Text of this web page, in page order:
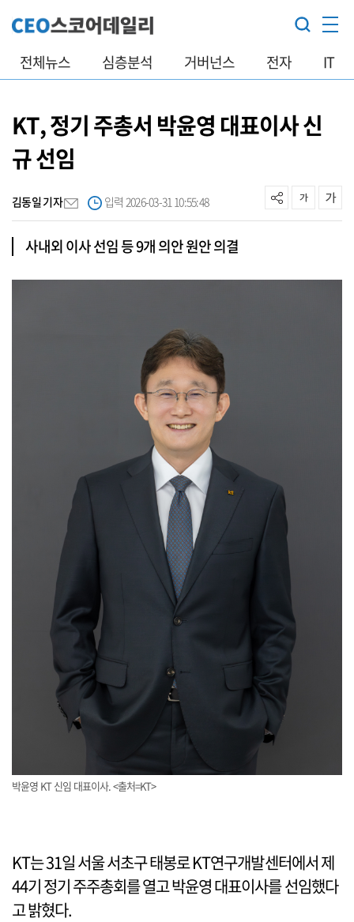
전체뉴스 심층분석 거버넌스 전자 IT
KT, 정기 주총서 박윤영 대표이사 신
규 선임
김동일 기자 입력 2026-03-31 10:55:48
사내외 이사 선임 등 9개 의안 원안 의결
박윤영 KT 신임 대표이사. <출처=KT>
KT는 31일 서울 서초구 태봉로 KT연구개발센터에서 제
44기 정기 주주총회를 열고 박윤영 대표이사를 선임했다
고 밝혔다.